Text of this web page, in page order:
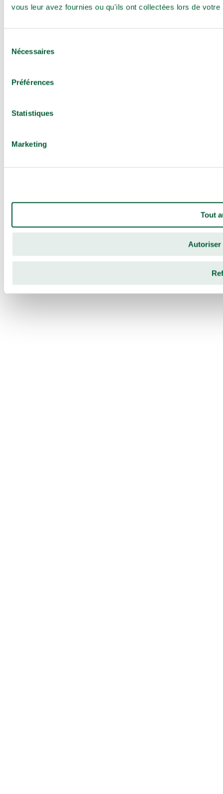
vous leur avez fournies ou qu'ils ont collectées lors de
Nécessaires
Préférences
Statistiques
Marketing
Tout
Autoriser
Mentions légales